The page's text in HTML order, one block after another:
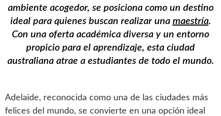
ambiente acogedor, se posiciona como un destino
ideal para quienes buscan realizar una maestría.
Con una oferta académica diversa y un entorno
propicio para el aprendizaje, esta ciudad
australiana atrae a estudiantes de todo el mundo.
Adelaide, reconocida como una de las ciudades más
felices del mundo, se convierte en una opción ideal